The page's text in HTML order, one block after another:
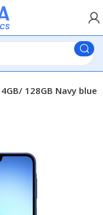
128GB Navy blue